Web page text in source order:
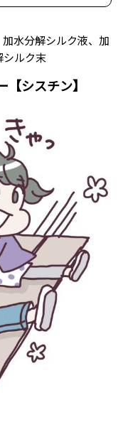
水分解シルク液、加
シルク末
シスチン】